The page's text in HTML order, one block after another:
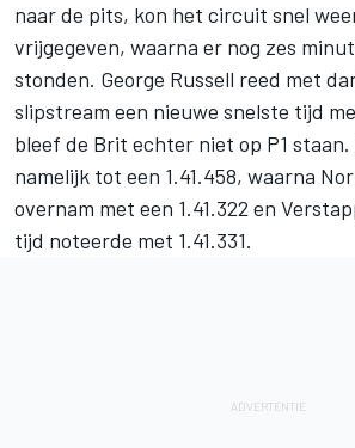
naar de pits, kon het circuit snel
vrijgegeven, waarna er nog zes
stonden. George Russell reed met
slipstream een nieuwe snelste tijd
bleef de Brit echter niet op P1
namelijk tot een 1.41.458, waarna
overnam met een 1.41.322 en
tijd noteerde met 1.41.331.